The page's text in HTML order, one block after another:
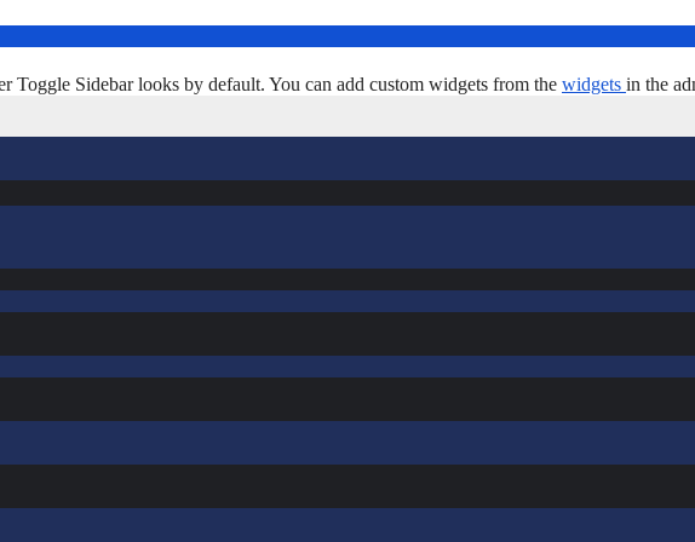
Toggle Sidebar looks by default. You can add custom widgets from the widgets in the